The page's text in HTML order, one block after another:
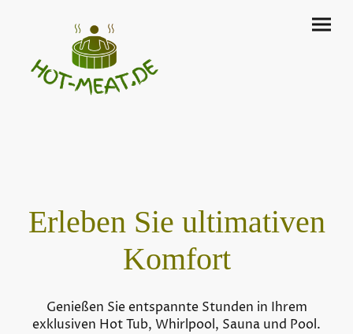
Erleben Sie ultimativen
Komfort
Genießen Sie entspannte Stunden in Ihrem
exklusiven Hot Tub, Whirlpool, Sauna und Pool.